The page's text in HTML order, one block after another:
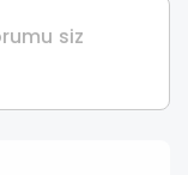
siz